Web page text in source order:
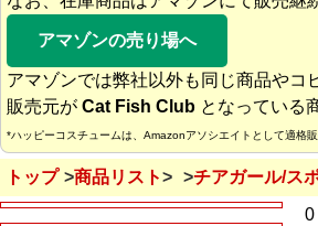
アマゾンの売り場へ
アマゾンでは弊社以外も同じ商品やコ
販売元が Cat Fish Club となっている
*ハッピーコスチュームは、Amazonアソシエイトとして適格
トップ 商品リスト チアガール/ス
0